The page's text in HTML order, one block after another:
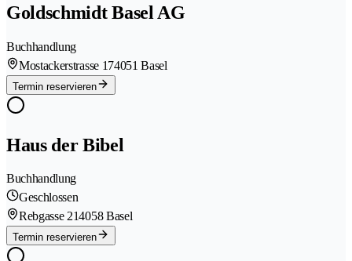
Goldschmidt Basel AG
Buchhandlung
Mostackerstrasse 174051 Basel
Termin reservieren
Haus der Bibel
Buchhandlung
Geschlossen
Rebgasse 214058 Basel
Termin reservieren